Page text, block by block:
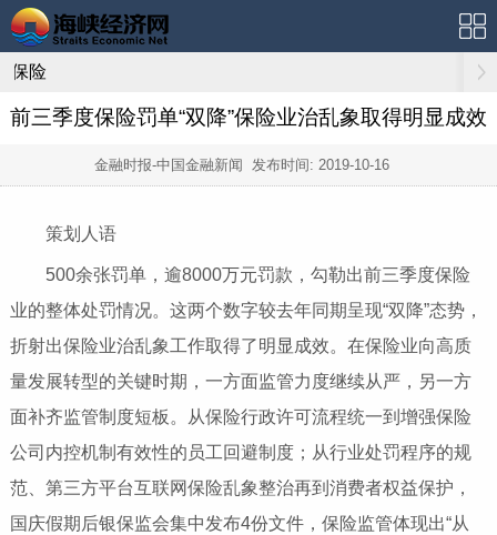
保险
前三季度保险罚单“双降”保险业治乱象取得明显成效
金融时报-中国金融新闻 发布时间: 2019-10-16
策划人语
500余张罚单，逾8000万元罚款，勾勒出前三季度保险
业的整体处罚情况。这两个数字较去年同期呈现“双降”态势，
折射出保险业治乱象工作取得了明显成效。在保险业向高质
量发展转型的关键时期，一方面监管力度继续从严，另一方
面补齐监管制度短板。从保险行政许可流程统一到增强保险
公司内控机制有效性的员工回避制度；从行业处罚程序的规
范、第三方平台互联网保险乱象整治再到消费者权益保护，
国庆假期后银保监会集中发布4份文件，保险监管体现出“从